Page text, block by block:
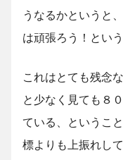
うなるかというと
は頑張ろう！とい
これはとても残念
と少なく見ても８
ている、というこ
標よりも上振れし